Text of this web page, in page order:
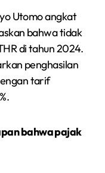
Utomo angkat
bahwa tidak
di tahun 2024.
penghasilan
tarif
bahwa pajak